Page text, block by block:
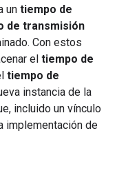
un tiempo de
de transmisión
Con estos
el tiempo de
tiempo de
instancia de la
incluido un vínculo
implementación de